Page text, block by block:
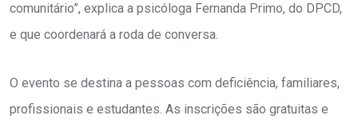
comunitário”, explica a psicóloga Fernanda Primo, do DPCD,
e que coordenará a roda de conversa.
O evento se destina a pessoas com deficiência, familiares,
profissionais e estudantes. As inscrições são gratuitas e